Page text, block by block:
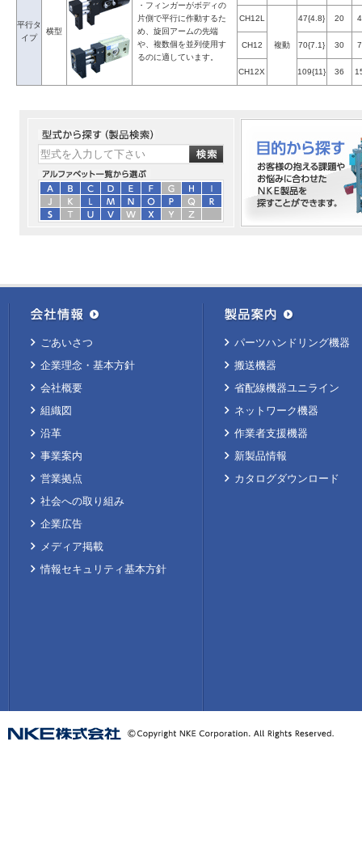
平行タ
イプ
横型
・フィンガーがボディの
片側で平行に作動するた
め、旋回アームの先端
や、複数個を並列使用す
るのに適しています。
CH12L
複動
47{4.8} 20
CH12 70{7.1} 30
CH12X 109{11} 36
ごあいさつ
企業理念・基本方針
会社概要
組織図
沿革
事業案内
営業拠点
社会への取り組み
企業広告
メディア掲載
情報セキュリティ基本方針
パーツハンドリング機器
搬送機器
省配線機器ユニライン
ネットワーク機器
作業者支援機器
新製品情報
カタログダウンロード